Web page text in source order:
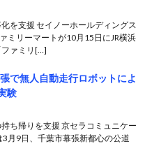
を支援 セイノーホールディングス
ミリーマートが10月15日にJR横浜
ファミリ[…]
で無人自動走行ロボットによ
験
ち帰りを支援 京セラコミュニケー
3月9日、千葉市幕張新都心の公道